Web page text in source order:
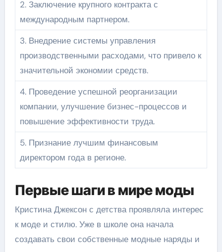
2. Заключение крупного контракта с
международным партнером.
3. Внедрение системы управления
производственными расходами, что привело к
значительной экономии средств.
4. Проведение успешной реорганизации
компании, улучшение бизнес-процессов и
повышение эффективности труда.
5. Признание лучшим финансовым
директором года в регионе.
Первые шаги в мире моды
Кристина Джексон с детства проявляла интерес
к моде и стилю. Уже в школе она начала
создавать свои собственные модные наряды и